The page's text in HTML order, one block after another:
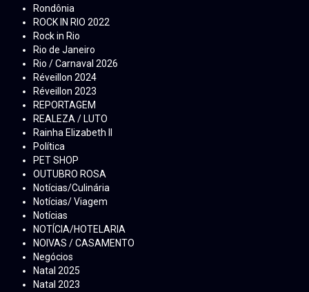
Rondônia
ROCK IN RIO 2022
Rock in Rio
Rio de Janeiro
Rio / Carnaval 2026
Réveillon 2024
Réveillon 2023
REPORTAGEM
REALEZA / LUTO
Rainha Elizabeth ll
Política
PET SHOP
OUTUBRO ROSA
Notícias/Culinária
Notícias/ Viagem
Notícias
NOTÍCIA/HOTELARIA
NOIVAS / CASAMENTO
Negócios
Natal 2025
Natal 2023